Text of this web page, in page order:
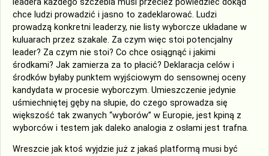
leadera każdego szczebla musi przecież powiedzieć dokąd
chce ludzi prowadzić i jasno to zadeklarować. Ludzi
prowadzą konkretni leaderzy, nie listy wyborcze układane w
kuluarach przez szakale. Za czym więc stoi potencjalny
leader? Za czym nie stoi? Co chce osiągnąć i jakimi
środkami? Jak zamierza za to płacić? Deklaracja celów i
środków byłaby punktem wyjściowym do sensownej oceny
kandydata w procesie wyborczym. Umieszczenie jedynie
uśmiechniętej gęby na słupie, do czego sprowadza się
większość tak zwanych “wyborów” w Europie, jest kpiną z
wyborców i testem jak daleko analogia z osłami jest trafna.
Wreszcie jak ktoś wyjdzie już z jakaś platformą musi być